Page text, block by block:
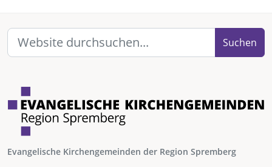
Suchen
Evangelische Kirchengemeinden der Region Spremberg